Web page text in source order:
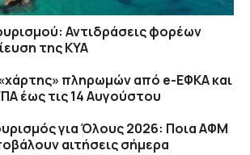
Αντιδράσεις φορέων
της ΚΥΑ
πληρωμών από e-ΕΦΚΑ και
έως τις 14 Αυγούστου
για Όλους 2026: Ποια ΑΦΜ
αιτήσεις σήμερα